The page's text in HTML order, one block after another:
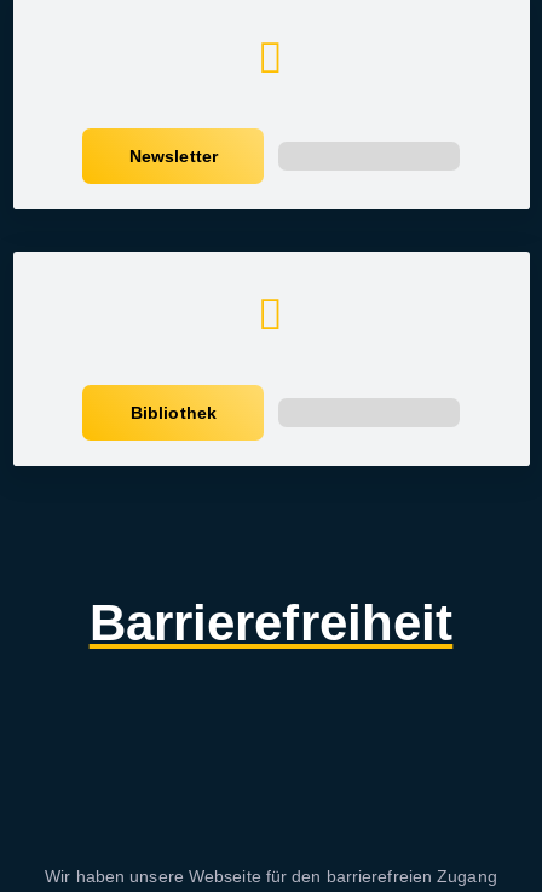
Newsletter
Bibliothek
Barrierefreiheit
Wir haben unsere Webseite für den barrierefreien Zugang